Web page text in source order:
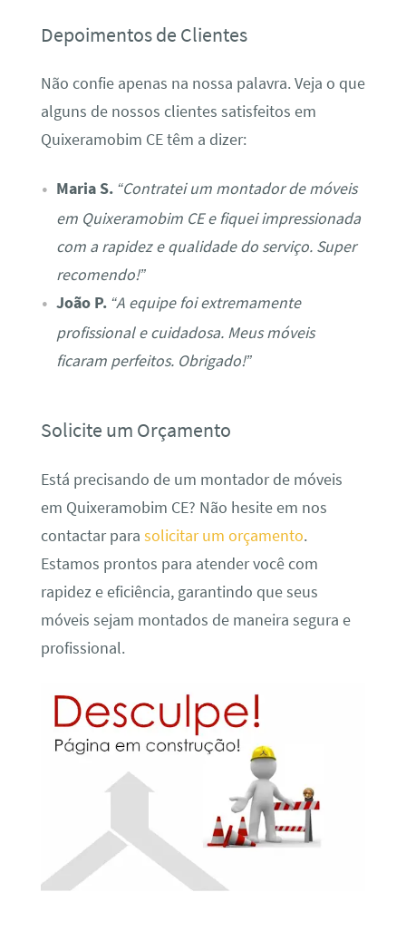
Depoimentos de Clientes
Não confie apenas na nossa palavra. Veja o que
alguns de nossos clientes satisfeitos em
Quixeramobim CE têm a dizer:
Maria S. “Contratei um montador de móveis
em Quixeramobim CE e fiquei impressionada
com a rapidez e qualidade do serviço. Super
recomendo!”
João P. “A equipe foi extremamente
profissional e cuidadosa. Meus móveis
ficaram perfeitos. Obrigado!”
Solicite um Orçamento
Está precisando de um montador de móveis
em Quixeramobim CE? Não hesite em nos
contactar para solicitar um orçamento.
Estamos prontos para atender você com
rapidez e eficiência, garantindo que seus
móveis sejam montados de maneira segura e
profissional.